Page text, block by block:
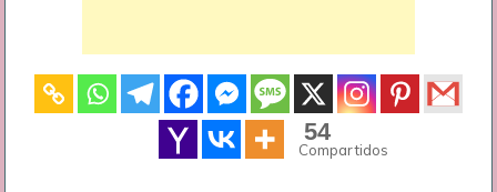
54
Compartidos